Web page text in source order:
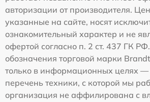
авторизации от производителя.
указанные на сайте, носят
ознакомительный характер и не
офертой согласно п. 2 ст. 437 ГК
обозначения торговой марки
только в информационных целях —
перечень техники, с которой мы
организация не аффилирована с